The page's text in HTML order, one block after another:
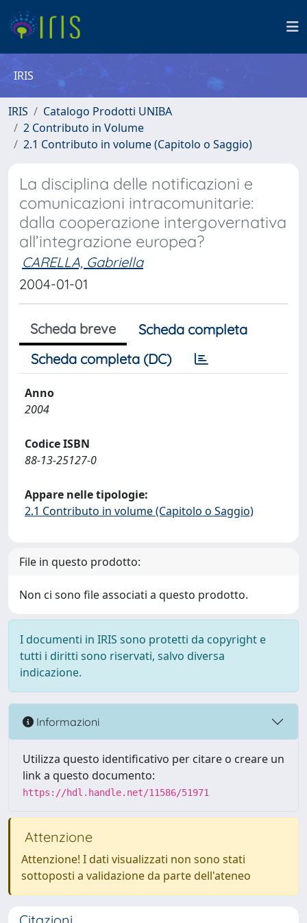
IRIS
IRIS
Catalogo Prodotti UNIBA
2 Contributo in Volume
2.1 Contributo in volume (Capitolo o Saggio)
La disciplina delle notificazioni e
comunicazioni intracomunitarie:
dalla cooperazione intergovernativa
all’integrazione europea?
CARELLA, Gabriella
2004-01-01
Scheda breve
Scheda completa
Scheda completa (DC)
Anno
2004
Codice ISBN
88-13-25127-0
Appare nelle tipologie:
2.1 Contributo in volume (Capitolo o Saggio)
File in questo prodotto:
Non ci sono file associati a questo prodotto.
I documenti in IRIS sono protetti da copyright e
tutti i diritti sono riservati, salvo diversa
indicazione.
Informazioni
Utilizza questo identificativo per citare o creare un
link a questo documento:
https://hdl.handle.net/11586/51971
Attenzione
Attenzione! I dati visualizzati non sono stati
sottoposti a validazione da parte dell'ateneo